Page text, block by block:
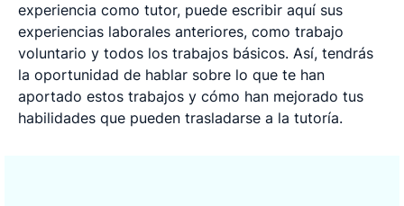
experiencia como tutor, puede escribir aquí sus
experiencias laborales anteriores, como trabajo
voluntario y todos los trabajos básicos. Así, tendrás
la oportunidad de hablar sobre lo que te han
aportado estos trabajos y cómo han mejorado tus
habilidades que pueden trasladarse a la tutoría.